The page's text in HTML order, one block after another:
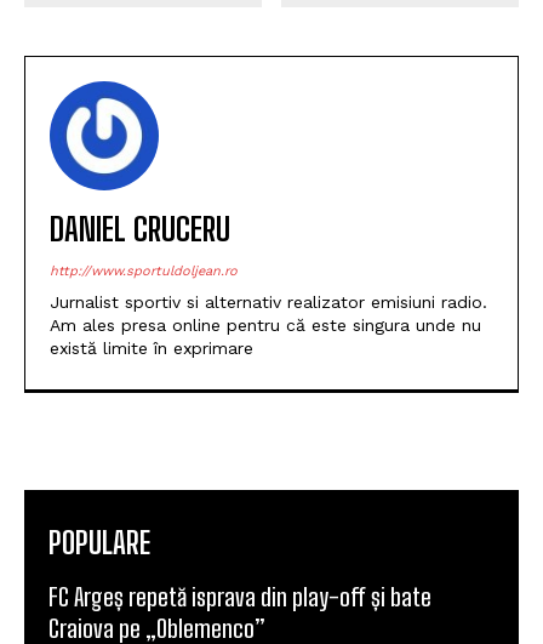
DANIEL CRUCERU
http://www.sportuldoljean.ro
Jurnalist sportiv si alternativ realizator emisiuni radio.
Am ales presa online pentru că este singura unde nu
există limite în exprimare
POPULARE
FC Argeș repetă isprava din play-off și bate
Craiova pe „Oblemenco”